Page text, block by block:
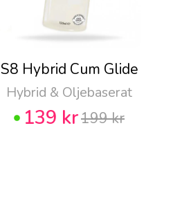
S8 Hybrid Cum Glide
Hybrid & Oljebaserat
139 kr199 kr